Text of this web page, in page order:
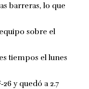
barreras, lo que
sobre el
tiempos el lunes
y quedó a 2.7